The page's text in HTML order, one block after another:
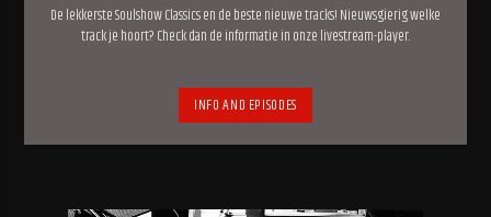
De lekkerste Soulshow Classics en de beste nieuwe tracks! Nieuwsgierig welke
track je hoort? Check dan de informatie in onze livestream-player.
INFO AND EPISODES